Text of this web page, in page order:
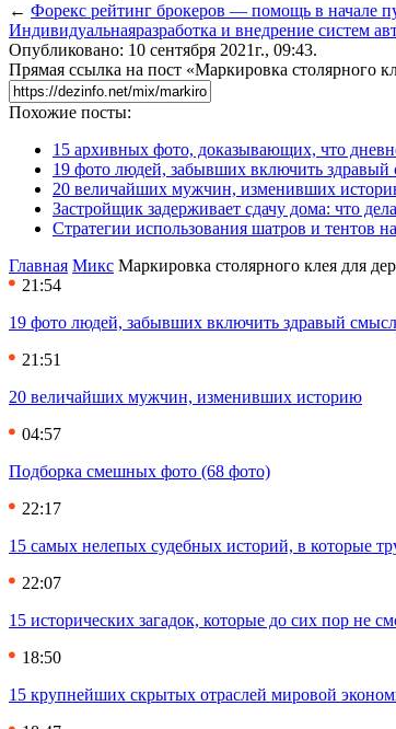
← Форекс рейтинг брокеров — помощь в начале
Индивидуальнаяразработка и внедрение систем
Опубликовано: 10 сентября 2021г., 09:43.
Прямая ссылка на пост «Маркировка столярного
Похожие посты:
15 архивных фото, доказывающих, что
19 фото людей, забывших включить здравый
20 величайших мужчин, изменивших
Застройщик задерживает сдачу дома: что
Стратегии использования шатров и тентов
Главная Микс Маркировка столярного клея для
21:54
19 фото людей, забывших включить здравый смысл
21:51
20 величайших мужчин, изменивших историю
04:57
Подборка смешных фото (68 фото)
22:17
15 самых нелепых судебных историй, в которые
22:07
15 исторических загадок, которые до сих пор не
18:50
15 крупнейших скрытых отраслей мировой